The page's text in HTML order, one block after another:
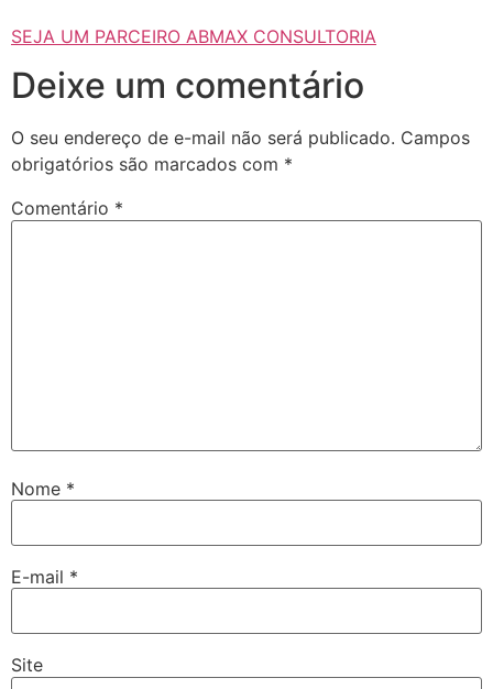
SEJA UM PARCEIRO ABMAX CONSULTORIA
Deixe um comentário
O seu endereço de e-mail não será publicado. Campos
obrigatórios são marcados com *
Comentário *
Nome *
E-mail *
Site